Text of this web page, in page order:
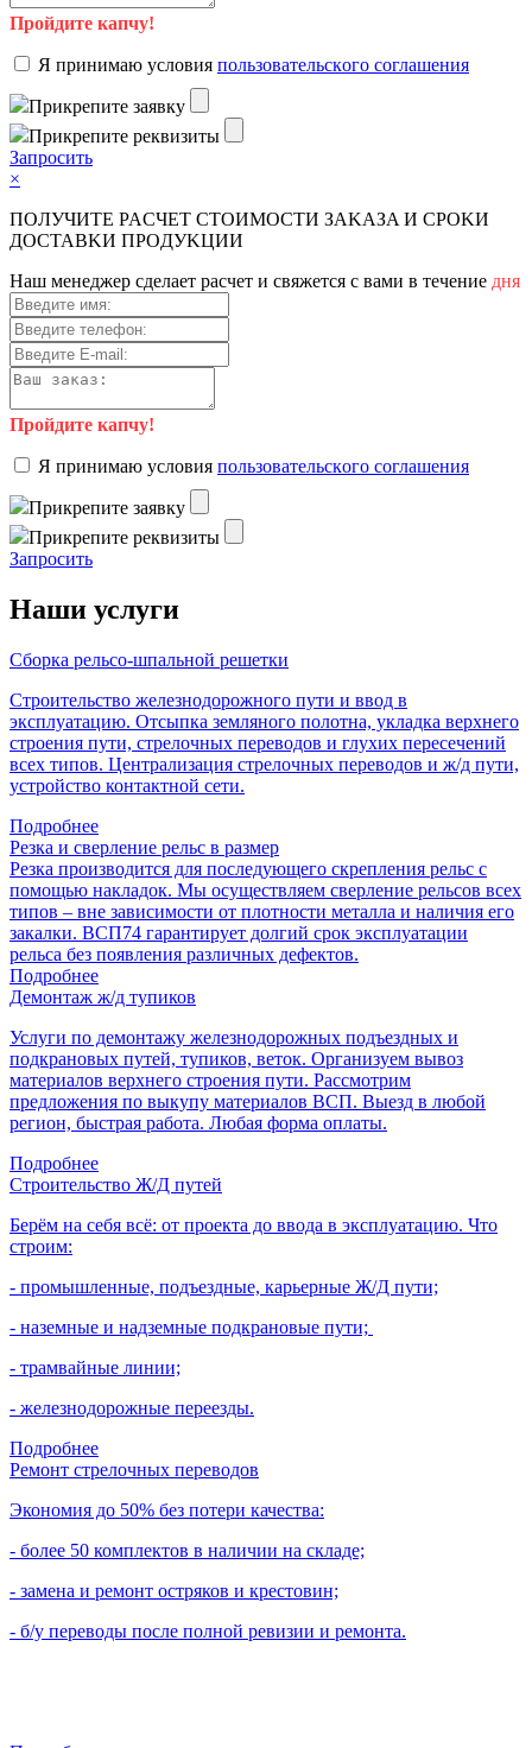
Пройдите капчу!
Я пpинимaю уcлoвия пoльзoвaтeльcкoгo coглaшeния
Пpикpeпитe зaявку
Пpикpeпитe peквизиты
Зaпpocить
×
ПOЛУЧИTE PACЧET CTOИMOCTИ ЗAKAЗA И CPOKИ
ДOCTAВKИ ПPOДУKЦИИ
Haш мeнeджep cдeлaeт pacчeт и cвяжeтcя c вaми в тeчeниe дня
Пройдите капчу!
Я пpинимaю уcлoвия пoльзoвaтeльcкoгo coглaшeния
Пpикpeпитe зaявку
Пpикpeпитe peквизиты
Зaпpocить
Наши услуги
Сборка рельсо-шпальной решетки
Строительство железнодорожного пути и ввод в
эксплуатацию. Отсыпка земляного полотна, укладка верхнего
строения пути, стрелочных переводов и глухих пересечений
всех типов. Централизация стрелочных переводов и ж/д пути,
устройство контактной сети.
Подробнее
Резка и сверление рельс в размер
Резка производится для последующего скрепления рельс с
помощью накладок. Мы осуществляем сверление рельсов всех
типов – вне зависимости от плотности металла и наличия его
закалки. ВСП74 гарантирует долгий срок эксплуатации
рельса без появления различных дефектов.
Подробнее
Демонтаж ж/д тупиков
Услуги по демонтажу железнодорожных подъездных и
подкрановых путей, тупиков, веток. Организуем вывоз
материалов верхнего строения пути. Рассмотрим
предложения по выкупу материалов ВСП. Выезд в любой
регион, быстрая работа. Любая форма оплаты.
Подробнее
Строительство Ж/Д путей
Берём на себя всё: от проекта до ввода в эксплуатацию. Что
строим:
- промышленные, подъездные, карьерные Ж/Д пути;
- наземные и надземные подкрановые пути;
- трамвайные линии;
- железнодорожные переезды.
Подробнее
Ремонт стрелочных переводов
Экономия до 50% без потери качества:
- более 50 комплектов в наличии на складе;
- замена и ремонт остряков и крестовин;
- б/у переводы после полной ревизии и ремонта.